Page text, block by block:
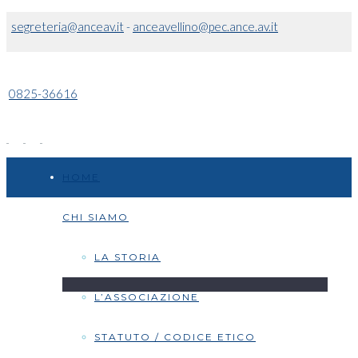
segreteria@anceav.it- anceavellino@pec.ance.av.it
0825-36616
CHI SIAMO
LA STORIA
L’ASSOCIAZIONE
STATUTO / CODICE ETICO